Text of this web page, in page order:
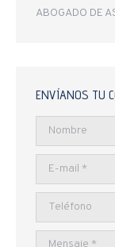
ABOGADO DE
ENVÍANOS TU
Nombre
E-mail *
Teléfono
Mensaje *